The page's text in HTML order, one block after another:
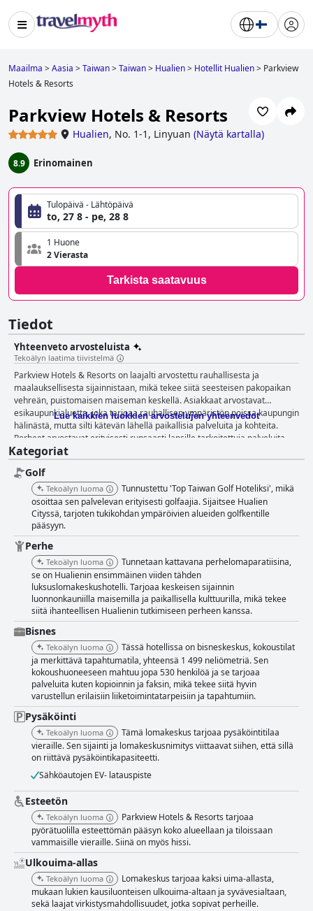
Maailma >Aasia >Taiwan>Taiwan> Hualien> Hotellit Hualien> Parkview
Hotels & Resorts
Parkview Hotels & Resorts
Hualien, No. 1-1, Linyuan (Näytä kartalla)
8.9 Erinomainen
Tulopäivä - Lähtöpäivä
to, 27 8 - pe, 28 8
1 Huone
2 Vierasta
Tarkista saatavuus
Tiedot
Yhteenveto arvosteluista
Tekoälyn laatima tiivistelmä
Parkview Hotels & Resorts on laajalti arvostettu rauhallisesta ja
maalauksellisesta sijainnistaan, mikä tekee siitä seesteisen pakopaikan
vehreän, puistomaisen maiseman keskellä. Asiakkaat arvostavat
esikaupunkialuetta, joka tarjoaa rauhallisen ympäristön poissa kaupungin
hälinästä, mutta silti kätevän lähellä paikallisia palveluita ja kohteita.
Perheet arvostavat erityisesti runsaasti lapsille tarkoitettuja palveluita,
jotka lisäävät hotellin vetovoimaa perheystävällisenä kohteena.
Parkview'n huoneet ovat erinomainen ominaisuus, ja asiakkaat
korostavat usein niiden tilavuutta, modernia sisustusta ja yleistä
mukavuutta. Äskettäin remontoidut huoneet tarjoavat kauniit näkymät
satamaan ja vuorille, mikä takaa rentouttavan ja virkistävän loman.
Huolimatta pienistä puhtausongelmista, joita jotkut asiakkaat kohtasivat,
yleinen mielipide on edelleen positiivinen huoneympäristön suhteen.
Aamiaiskokemus, vaikka se onkin ollut vaihteleva, saa kiitosta hyvin
valaistusta ruokailutilastaan ​​ja laajasta valikoimasta herkullisia
vaihtoehtoja. Jotkut asiakkaat kuitenkin kokivat, että valikoimaa voitaisiin
parantaa vastaamaan paremmin viiden tähden standardeja.
Illallistarjontaa, erityisesti jälkiruokia ja juomia, kehuttiin, mutta yleisesti
toivottiin enemmän valikoimaa ja parempaa laatua, jotta hinnat olisivat
perusteltuja. Asiakkaat ylistävät usein hotellin henkilökuntaa heidän
ystävällisyydestään, avuliaisuudestaan ​​ja erinomaisesta palvelustaan.
Vastaanottotiimi, siivous ja muu henkilökunta vaikuttavat merkittävästi
miellyttävään ilmapiiriin, mikä saa vieraat tuntemaan olonsa hyvin
hoidetuksi. Hotellinjohtaja ja vastaanoton henkilökunta huomioidaan
erityisesti heidän tarkkaavaisuudestaan ​​ja ennakoivasta asenteestaan.
Hotellin uima-allastilat ovat toinen kohokohta, ja sekä sisä- että ulkouima-
altaat saavat suurta kiitosta niiden puhtaudesta ja tilavuudesta. Hyvin
hoidetut allasalueet lisäävät yleistä kokemusta tarjoten ihanan
ympäristön rentoutumiselle. Parkview Hotels & Resorts loistaa
perheystävällisenä vaihtoehtona sen laajan valikoiman lasten
virkistystilojen, mukavien perhehuoneiden ja vanhemmille kätevien
palveluiden ansiosta. Suuri uima-allas ja leikkialueet lisäävät hotellin
vetovoimaa lapsiperheiden keskuudessa. Palaute sängyistä oli
vaihtelevaa, ja jotkut asiakkaat pitivät niitä mukavina, kun taas toiset
huomauttivat ongelmista kovuuden ja tyynyjen tuen kanssa. Viiden
tähden odotusten täyttämiseksi ehdotetaan parannuksia sängyn
mukavuuteen ja aamiaisen valikoimaan. Muutamista parannettavista
alueista huolimatta Parkview Hotels & Resorts on suosittu sen kauniin
ympäristön, erinomaisten palveluiden, avuliaan henkilökunnan ja
perheystävällisen ilmapiirin yhdistelmän ansiosta, mikä tekee siitä
suositun valinnan rauhalliselle ja nautinnolliselle lomalle.
Lue kaikkien luokkien arvostelujen yhteenvedot
Kategoriat
Golf
Tekoälyn luoma
Tunnustettu 'Top Taiwan Golf Hoteliksi', mikä
osoittaa sen palvelevan erityisesti golfaajia. Sijaitsee Hualien
Cityssä, tarjoten tukikohdan ympäröivien alueiden golfkentille
pääsyyn.
Perhe
Tekoälyn luoma
Tunnetaan kattavana perhelomaparatiisina,
se on Hualienin ensimmäinen viiden tähden
luksuslomakeskushotelli. Tarjoaa keskeisen sijainnin
luonnonkauniilla maisemilla ja paikallisella kulttuurilla, mikä tekee
siitä ihanteellisen Hualienin tutkimiseen perheen kanssa.
Bisnes
Tekoälyn luoma
Tässä hotellissa on bisneskeskus, kokoustilat
ja merkittävä tapahtumatila, yhteensä 1 499 neliömetriä. Sen
kokoushuoneeseen mahtuu jopa 530 henkilöä ja se tarjoaa
palveluita kuten kopioinnin ja faksin, mikä tekee siitä hyvin
varustellun erilaisiin liiketoimintatarpeisiin ja tapahtumiin.
Pysäköinti
Tekoälyn luoma
Tämä lomakeskus tarjoaa pysäköintitilaa
vieraille. Sen sijainti ja lomakeskusnimitys viittaavat siihen, että sillä
on riittävä pysäköintikapasiteetti.
Sähköautojen EV- latauspiste
Esteetön
Tekoälyn luoma
Parkview Hotels & Resorts tarjoaa
pyörätuolilla esteettömän pääsyn koko alueellaan ja tiloissaan
vammaisille vieraille. Siinä on myös hissi.
Ulkouima-allas
Tekoälyn luoma
Lomakeskus tarjoaa kaksi uima-allasta,
mukaan lukien kausiluonteisen ulkouima-altaan ja syvävesialtaan,
sekä laajat virkistysmahdollisuudet, jotka sopivat perheille.